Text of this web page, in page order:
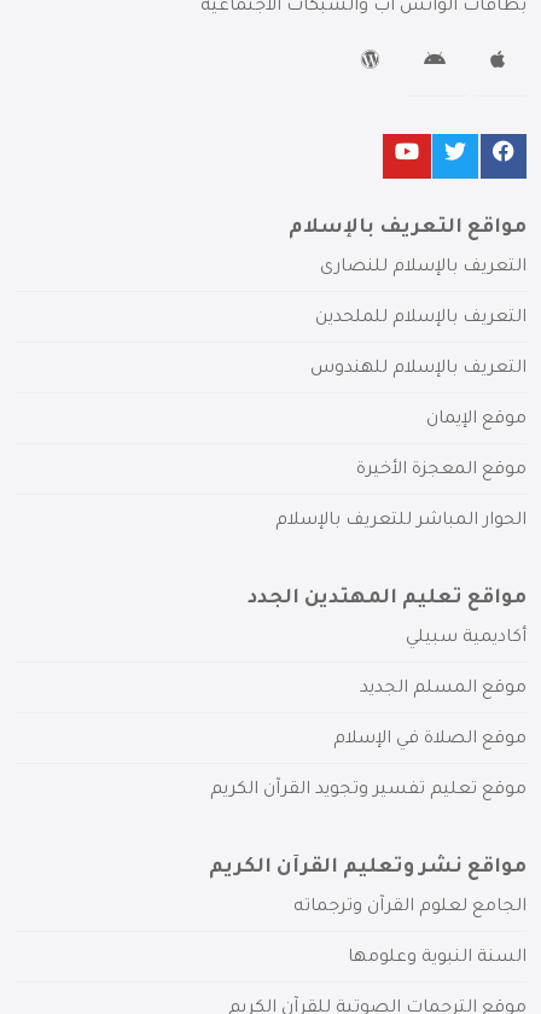
بطاقات الواتس آب والشبكات الاجتماعية
مواقع التعريف بالإسلام
التعريف بالإسلام للنصارى
التعريف بالإسلام للملحدين
التعريف بالإسلام للهندوس
موقع الإيمان
موقع المعجزة الأخيرة
الحوار المباشر للتعريف بالإسلام
مواقع تعليم المهتدين الجدد
أكاديمية سبيلي
موقع المسلم الجديد
موقع الصلاة في الإسلام
موقع تعليم تفسير وتجويد القرآن الكريم
مواقع نشر وتعليم القرآن الكريم
الجامع لعلوم القرآن وترجماته
السنة النبوية وعلومها
موقع الترجمات الصوتية للقرآن الكريم